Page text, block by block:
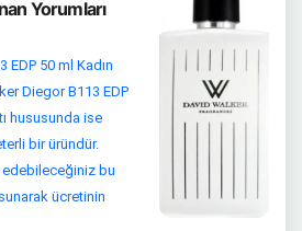
Yorumları
EDP 50 ml Kadın
Diegor B113 EDP
hususunda ise
bir üründür.
bu
ücretinin